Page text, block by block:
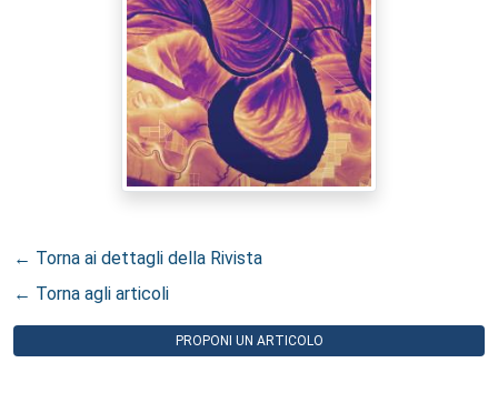
← Torna ai dettagli della Rivista
← Torna agli articoli
PROPONI UN ARTICOLO